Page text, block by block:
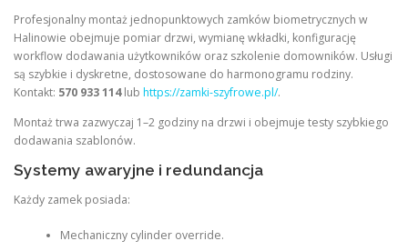
Profesjonalny montaż jednopunktowych zamków biometrycznych w
Halinowie obejmuje pomiar drzwi, wymianę wkładki, konfigurację
workflow dodawania użytkowników oraz szkolenie domowników. Usługi
są szybkie i dyskretne, dostosowane do harmonogramu rodziny.
Kontakt: 570 933 114lub https://zamki-szyfrowe.pl/.
Montaż trwa zazwyczaj 1–2 godziny na drzwi i obejmuje testy szybkiego
dodawania szablonów.
Systemy awaryjne i redundancja
Każdy zamek posiada:
Mechaniczny cylinder override.